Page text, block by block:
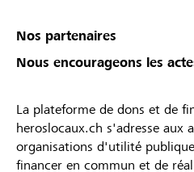
Nos partenaires
Nous encourageons les
La plateforme de dons et de
heroslocaux.ch s'adresse aux
organisations d'utilité
financer en commun et de